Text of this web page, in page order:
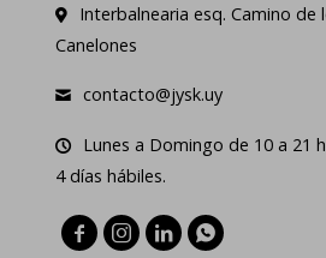
Interbalnearia esq. Camino de
Canelones
contacto@jysk.uy
Lunes a Domingo de 10 a 21
4 días hábiles.
   